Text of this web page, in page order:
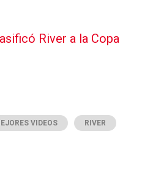
River a la Copa
VIDEOS RIVER